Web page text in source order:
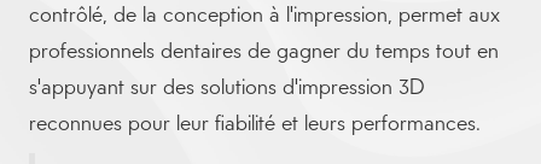
contrôlé, de la conception à l'impression, permet aux
professionnels dentaires de gagner du temps tout en
s'appuyant sur des solutions d'impression 3D
reconnues pour leur fiabilité et leurs performances.